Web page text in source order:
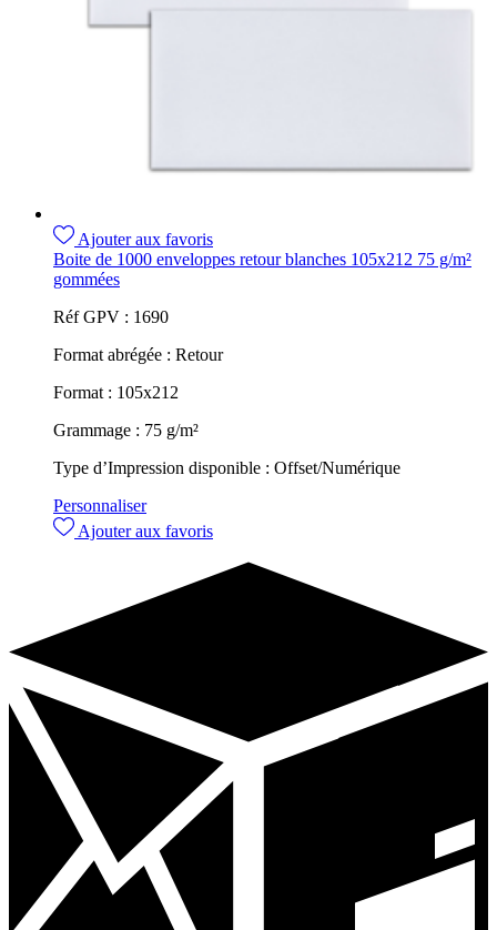
Ajouter aux favoris
Boite de 1000 enveloppes retour blanches 105x212 75 g/m²
gommées
Réf GPV : 1690
Format abrégée : Retour
Format : 105x212
Grammage : 75 g/m²
Type d’Impression disponible : Offset/Numérique
Personnaliser
Ajouter aux favoris